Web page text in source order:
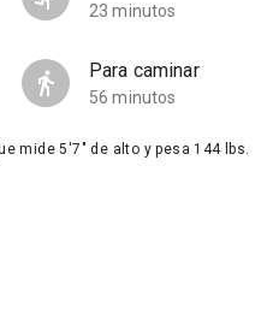
23 minutos
Para caminar
56 minutos
mide 5'7" de alto y pesa 144 lbs.